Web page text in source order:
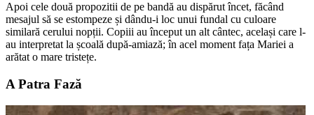
Apoi cele două propozitii de pe bandă au dispărut încet, făcând
mesajul să se estompeze și dându-i loc unui fundal cu culoare
similară cerului nopții. Copiii au început un alt cântec, același care l-
au interpretat la școală după-amiază; în acel moment fața Mariei a
arătat o mare tristețe.
A Patra Fază